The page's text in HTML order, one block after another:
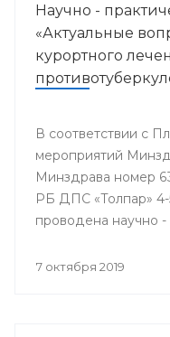
Научно -
«Актуальные
курортного
В соответствии с
мероприятий
Минздрава номер
РБ ДПС «Толпар» 4-
проводена научно
лечения в детских
7 октября 2019